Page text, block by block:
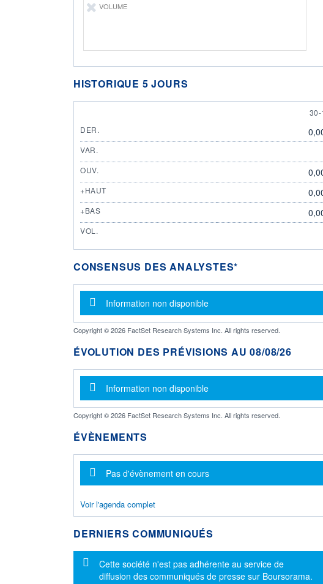
VOLUME
HISTORIQUE 5 JOURS
30
30-
DER.
VAR.
OUV.
+HAUT
+BAS
VOL.
CONSENSUS DES ANALYSTES*
Message d'information
Information non disponible
Copyright © 2026 FactSet Research Systems Inc. All rights reserved.
ÉVOLUTION DES PRÉVISIONS AU 08/08/26
Message d'information
Information non disponible
Copyright © 2026 FactSet Research Systems Inc. All rights reserved.
ÉVÈNEMENTS
Message d'information
Pas d'évènement en cours
Voir l'agenda complet
DERNIERS COMMUNIQUÉS
Message d'information
Cette société n'est pas adhérente au service de
diffusion des communiqués de presse sur Boursorama.